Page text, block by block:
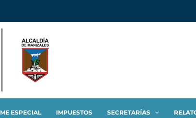
ESPECIAL IMPUESTOS SECRETARÍAS